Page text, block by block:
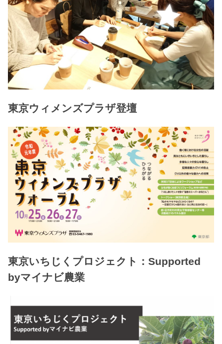
東京ウィメンズプラザ登壇
東京いちじくプロジェクト：Supported
byマイナビ農業